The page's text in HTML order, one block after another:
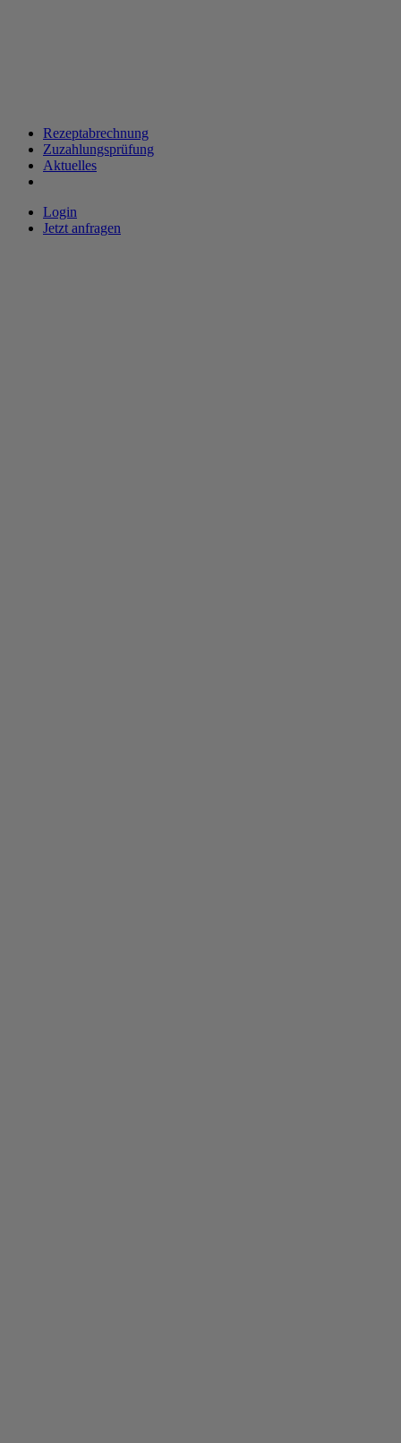
Rezeptabrechnung
Zuzahlungsprüfung
Aktuelles
Login
Jetzt anfragen